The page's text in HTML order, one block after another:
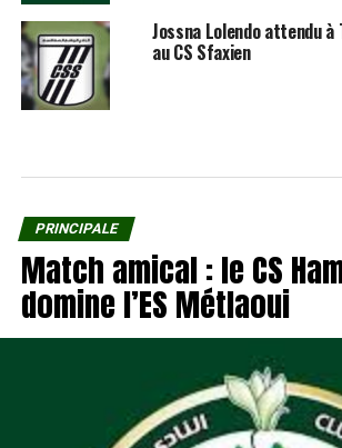
Jossna Lolendo attendu
au CS Sfaxien
PRINCIPALE
Match amical : le CS
domine l’ES Métlaoui